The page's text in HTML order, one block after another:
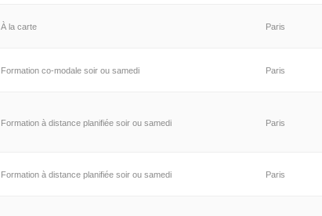
À la carte Paris
Formation co-modale soir ou samedi Paris
Formation à distance planifiée soir ou samedi Paris
Formation à distance planifiée soir ou samedi Paris